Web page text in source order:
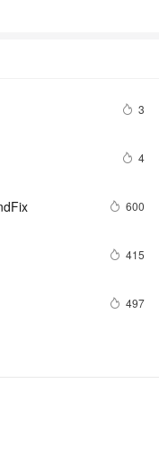
3
4
600
415
497
的